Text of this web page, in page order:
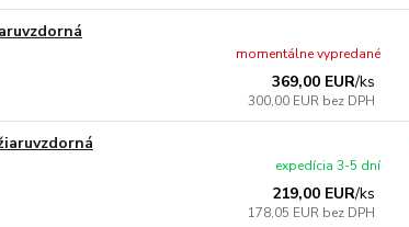
369,00 EUR/ks
300,00 EUR bez DPH
momentálne vypredané
219,00 EUR/ks
178,05 EUR bez DPH
expedícia 3-5 dní